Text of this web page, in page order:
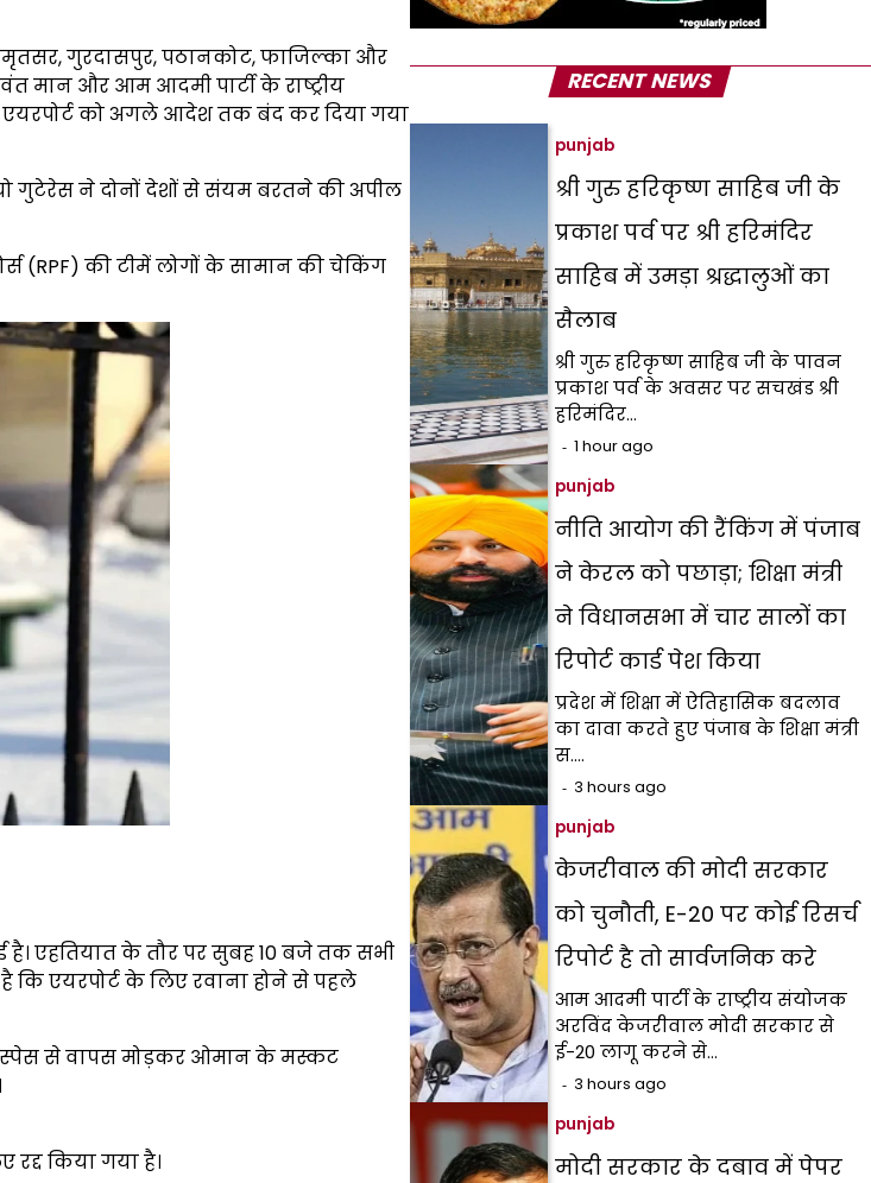
गुरदासपुर, पठानकोट, फाजिल्का और
और आम आदमी पार्टी के राष्ट्रीय
को अगले आदेश तक बंद कर दिया गया
गुटेरेस ने दोनों देशों से संयम बरतने की अपील
(RPF) की टीमें लोगों के सामान की चेकिंग
है। एहतियात के तौर पर सुबह 10 बजे तक सभी
कि एयरपोर्ट के लिए रवाना होने से पहले
से वापस मोड़कर ओमान के मस्कट
किया गया है।
RECENT NEWS
punjab
श्री गुरु हरिकृष्ण साहिब जी के
प्रकाश पर्व पर श्री हरिमंदिर
साहिब में उमड़ा श्रद्धालुओं का
सैलाब
श्री गुरु हरिकृष्ण साहिब जी के पावन
प्रकाश पर्व के अवसर पर सचखंड श्री
हरिमंदिर…
1 hour ago
punjab
नीति आयोग की रैंकिंग में पंजाब
ने केरल को पछाड़ा; शिक्षा मंत्री
ने विधानसभा में चार सालों का
रिपोर्ट कार्ड पेश किया
प्रदेश में शिक्षा में ऐतिहासिक बदलाव
का दावा करते हुए पंजाब के शिक्षा मंत्री
स.…
3 hours ago
punjab
केजरीवाल की मोदी सरकार
को चुनौती, E-20 पर कोई रिसर्च
रिपोर्ट है तो सार्वजनिक करे
आम आदमी पार्टी के राष्ट्रीय संयोजक
अरविंद केजरीवाल मोदी सरकार से
ई-20 लागू करने से…
3 hours ago
punjab
मोदी सरकार के दबाव में पेपर